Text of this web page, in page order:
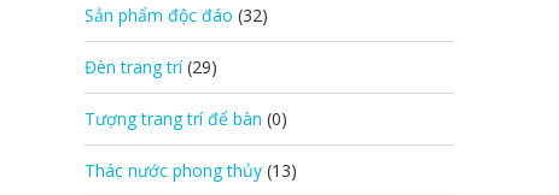
Sản phẩm độc đáo (32)
Đèn trang trí (29)
Tượng trang trí để bàn (0)
Thác nước phong thủy (13)